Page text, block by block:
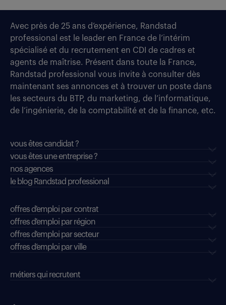
Avec près de 25 ans d’expérience, Randstad
professional est le leader en France de l’intérim
spécialisé et du recrutement en CDI de cadres et
agents de maîtrise. Présent dans toute la France,
Randstad professional vous invite à consulter dès
maintenant ses annonces et à trouver un poste dans
les secteurs du BTP, du marketing, de l’informatique,
de l’ingénierie, de la comptabilité et de la finance, etc.
vous êtes candidat ?
vous êtes une entreprise ?
nos agences
le blog Randstad professional
offres d'emploi par contrat
offres d'emploi par région
offres d'emploi par secteur
offres d’emploi par ville
métiers qui recrutent